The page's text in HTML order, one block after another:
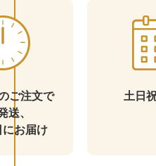
ご注文で
送、
にお届け
土日